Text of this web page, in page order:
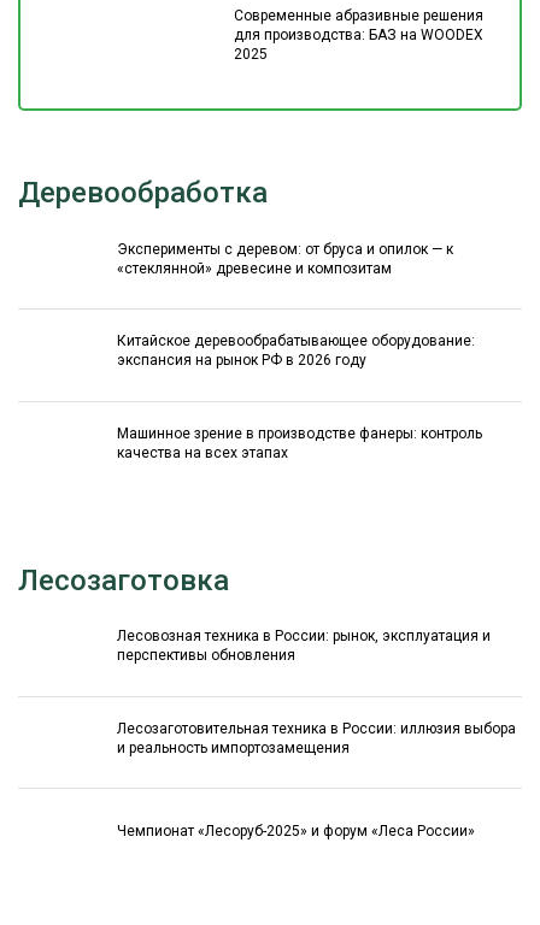
Современные абразивные решения
для производства: БАЗ на WOODEX
2025
Деревообработка
Эксперименты с деревом: от бруса и опилок — к
«стеклянной» древесине и композитам
Китайское деревообрабатывающее оборудование:
экспансия на рынок РФ в 2026 году
Машинное зрение в производстве фанеры: контроль
качества на всех этапах
Лесозаготовка
Лесовозная техника в России: рынок, эксплуатация и
перспективы обновления
Лесозаготовительная техника в России: иллюзия выбора
и реальность импортозамещения
Чемпионат «Лесоруб-2025» и форум «Леса России»